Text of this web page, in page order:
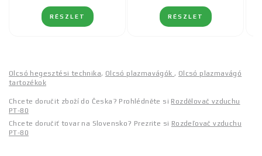
RÉSZLET RÉSZLET
Olcsó hegesztési technika, Olcsó plazmavágók, Olcsó plazmavágó
tartozékok
Chcete doručit zboží do Česka? Prohlédněte si Rozdělovač vzduchu
PT-80
Chcete doručiť tovar na Slovensko? Prezrite si Rozdeľovač vzduchu
PT-80